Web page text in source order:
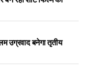
उग्रवाद बनेगा तृतीय